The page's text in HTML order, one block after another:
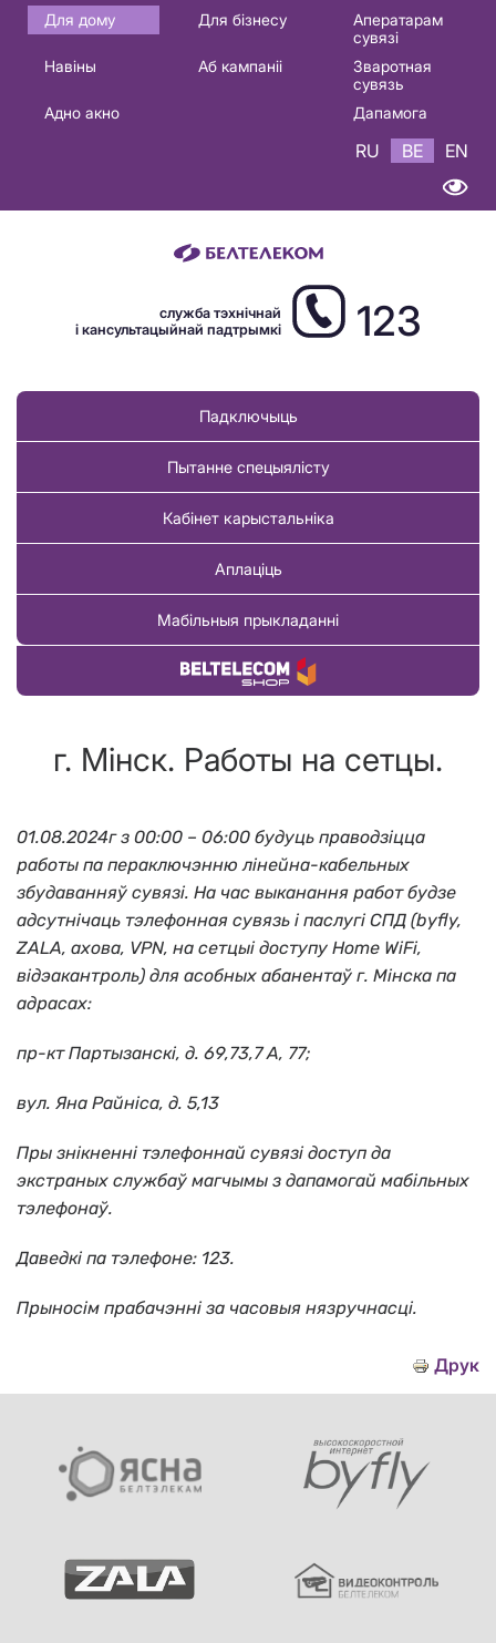
Основная
навигация
Для дому Для бізнесу
Аператарам
сувязі
Навіны
Аб кампаніі
Зваротная
сувязь
Адно акно
Дапамога
RU BE EN
служба тэхнічнай
і кансультацыйнай падтрымкі
123
Падключыць
Пытанне спецыялісту
Кабінет карыстальніка
Аплаціць
Мабільныя прыкладанні
Купіць тавар
г. Мінск. Работы на сетцы.
01.08.2024г з 00:00 – 06:00 будуць праводзіцца
работы па пераключэнню лінейна-кабельных
збудаванняў сувязі. На час выканання работ будзе
адсутнічаць тэлефонная сувязь і паслугі СПД (byfly,
ZALA, ахова, VPN, на сетцыі доступу Home WiFi,
відэакантроль) для асобных абанентаў г. Мінска па
адрасах:
пр-кт Партызанскі, д. 69,73,7 А, 77;
вул. Яна Райніса, д. 5,13
Пры знікненні тэлефоннай сувязі доступ да
экстраных службаў магчымы з дапамогай мабільных
тэлефонаў.
Даведкі па тэлефоне: 123.
Прыносім прабачэнні за часовыя нязручнасці.
Друк